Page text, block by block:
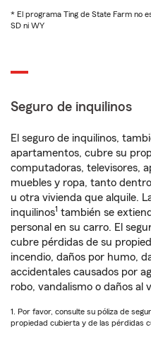
* El programa Ting de State Farm no
SD ni WY
Seguro de inquilinos
El seguro de inquilinos,
apartamentos, cubre su
computadoras, televisores,
muebles y ropa, tanto
u otra vivienda que alquile.
inquilinos1 también se
personal en su carro. El
cubre pérdidas de su
incendio, daños por humo,
accidentales causados por
robo, vandalismo o daños al
1. Por favor, consulte su póliza de
propiedad cubierta y de las pérdidas